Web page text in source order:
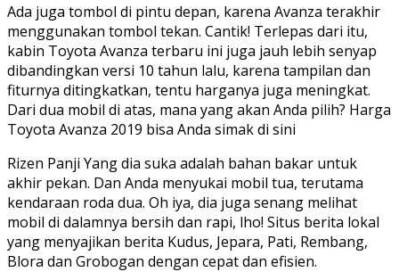
Ada juga tombol di pintu depan, karena Avanza terakhir
menggunakan tombol tekan. Cantik! Terlepas dari itu,
kabin Toyota Avanza terbaru ini juga jauh lebih senyap
dibandingkan versi 10 tahun lalu, karena tampilan dan
fiturnya ditingkatkan, tentu harganya juga meningkat.
Dari dua mobil di atas, mana yang akan Anda pilih? Harga
Toyota Avanza 2019 bisa Anda simak di sini
Rizen Panji Yang dia suka adalah bahan bakar untuk
akhir pekan. Dan Anda menyukai mobil tua, terutama
kendaraan roda dua. Oh iya, dia juga senang melihat
mobil di dalamnya bersih dan rapi, lho! Situs berita lokal
yang menyajikan berita Kudus, Jepara, Pati, Rembang,
Blora dan Grobogan dengan cepat dan efisien.